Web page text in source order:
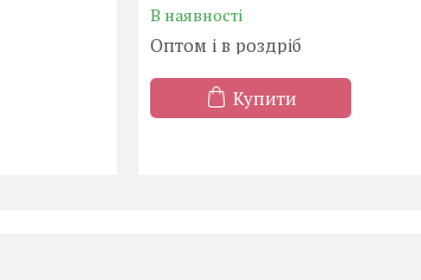
В наявності
Оптом і в роздріб
Купити